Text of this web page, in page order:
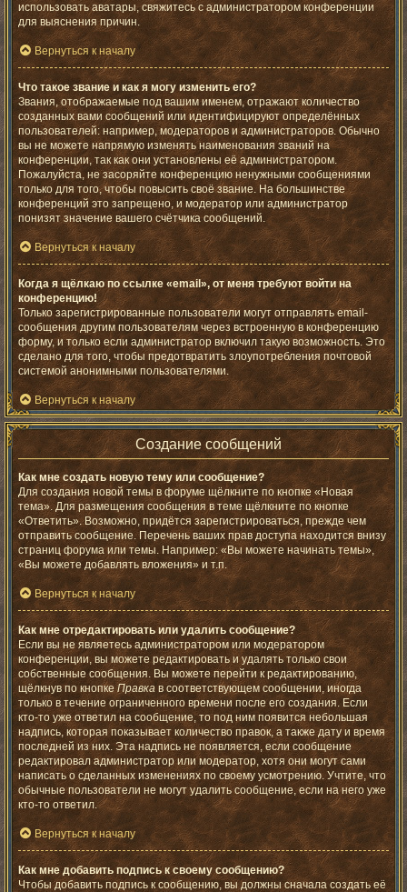
использовать аватары, свяжитесь с администратором конференции
для выяснения причин.
Вернуться к началу
Что такое звание и как я могу изменить его?
Звания, отображаемые под вашим именем, отражают количество
созданных вами сообщений или идентифицируют определённых
пользователей: например, модераторов и администраторов. Обычно
вы не можете напрямую изменять наименования званий на
конференции, так как они установлены её администратором.
Пожалуйста, не засоряйте конференцию ненужными сообщениями
только для того, чтобы повысить своё звание. На большинстве
конференций это запрещено, и модератор или администратор
понизят значение вашего счётчика сообщений.
Вернуться к началу
Когда я щёлкаю по ссылке «email», от меня требуют войти на
конференцию!
Только зарегистрированные пользователи могут отправлять email-
сообщения другим пользователям через встроенную в конференцию
форму, и только если администратор включил такую возможность. Это
сделано для того, чтобы предотвратить злоупотребления почтовой
системой анонимными пользователями.
Вернуться к началу
Создание сообщений
Как мне создать новую тему или сообщение?
Для создания новой темы в форуме щёлкните по кнопке «Новая
тема». Для размещения сообщения в теме щёлкните по кнопке
«Ответить». Возможно, придётся зарегистрироваться, прежде чем
отправить сообщение. Перечень ваших прав доступа находится внизу
страниц форума или темы. Например: «Вы можете начинать темы»,
«Вы можете добавлять вложения» и т.п.
Вернуться к началу
Как мне отредактировать или удалить сообщение?
Если вы не являетесь администратором или модератором
конференции, вы можете редактировать и удалять только свои
собственные сообщения. Вы можете перейти к редактированию,
щёлкнув по кнопкеПравка в соответствующем сообщении, иногда
только в течение ограниченного времени после его создания. Если
кто-то уже ответил на сообщение, то под ним появится небольшая
надпись, которая показывает количество правок, а также дату и время
последней из них. Эта надпись не появляется, если сообщение
редактировал администратор или модератор, хотя они могут сами
написать о сделанных изменениях по своему усмотрению. Учтите, что
обычные пользователи не могут удалить сообщение, если на него уже
кто-то ответил.
Вернуться к началу
Как мне добавить подпись к своему сообщению?
Чтобы добавить подпись к сообщению, вы должны сначала создать её